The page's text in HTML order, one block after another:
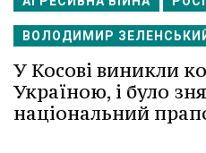
ВОЛОДИМИР
У Косові виникли
Україною, і було
національний